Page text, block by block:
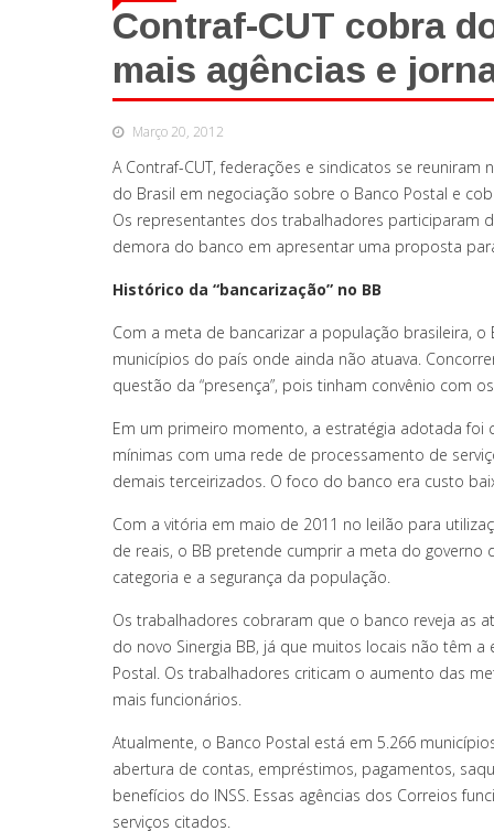
Contraf-CUT cobra
mais agências e
Março 20, 2012
A Contraf-CUT, federações e sindicatos se
do Brasil em negociação sobre o Banco Postal e
Os representantes dos trabalhadores participaram
demora do banco em apresentar uma proposta
Histórico da “bancarização” no BB
Com a meta de bancarizar a população brasileira,
municípios do país onde ainda não atuava.
questão da “presença”, pois tinham convênio com
Em um primeiro momento, a estratégia adotada foi
mínimas com uma rede de processamento de
demais terceirizados. O foco do banco era custo
Com a vitória em maio de 2011 no leilão para
de reais, o BB pretende cumprir a meta do
categoria e a segurança da população.
Os trabalhadores cobraram que o banco reveja as
do novo Sinergia BB, já que muitos locais não têm
Postal. Os trabalhadores criticam o aumento das
mais funcionários.
Atualmente, o Banco Postal está em 5.266
abertura de contas, empréstimos, pagamentos,
benefícios do INSS. Essas agências dos Correios
serviços citados.